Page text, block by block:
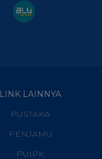
LINK LAINNYA
PUSTAKA
PENJAMU
PUIPK